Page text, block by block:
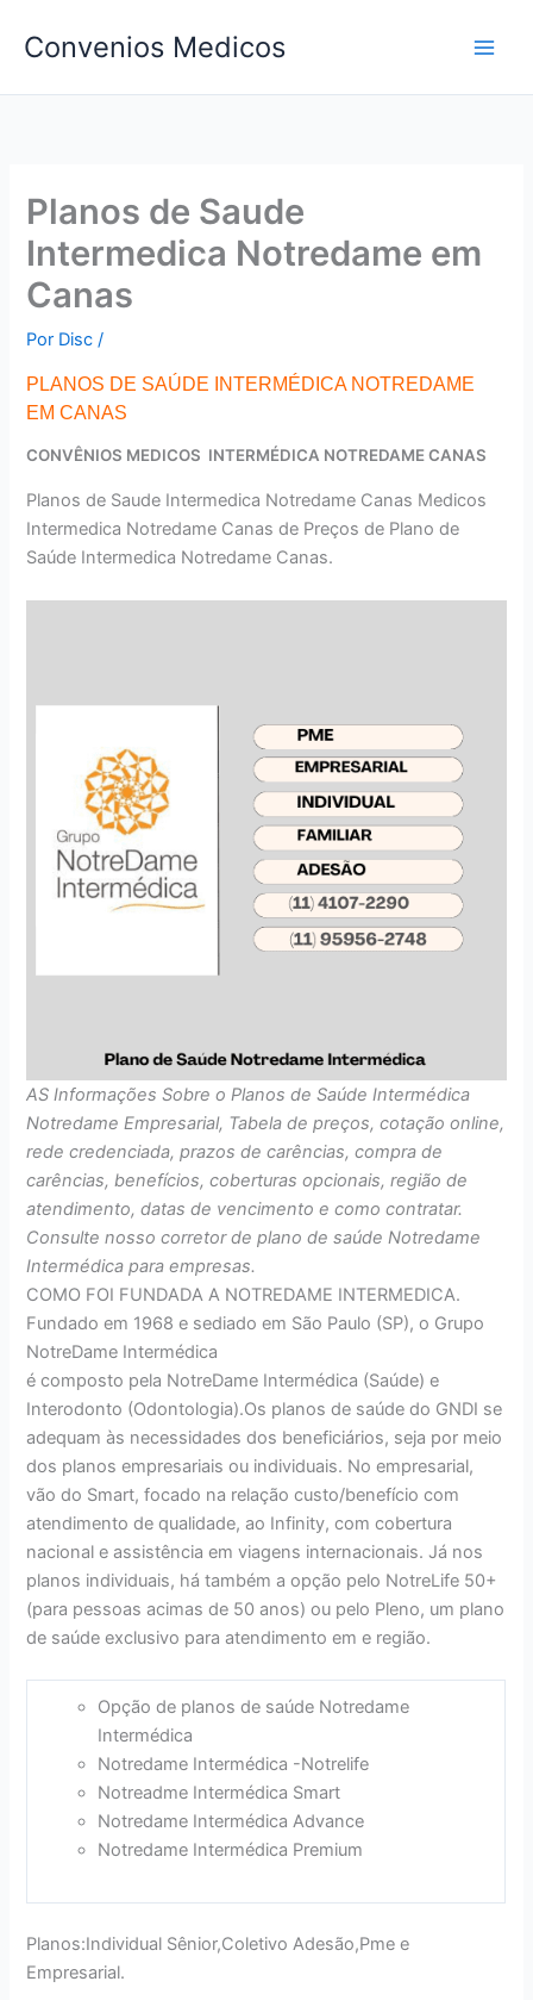
para
conteúdo
Convenios Medicos
Planos de Saude
Intermedica Notredame em
Canas
Por Disc/
PLANOS DE SAÚDE INTERMÉDICA NOTREDAME
EM CANAS
CONVÊNIOS MEDICOS INTERMÉDICA NOTREDAME CANAS
Planos de Saude Intermedica Notredame Canas Medicos
Intermedica Notredame Canas de Preços de Plano de
Saúde Intermedica Notredame Canas.
AS Informações Sobre o Planos de Saúde Intermédica
Notredame Empresarial, Tabela de preços, cotação online,
rede credenciada, prazos de carências, compra de
carências, benefícios, coberturas opcionais, região de
atendimento, datas de vencimento e como contratar.
Consulte nosso corretor de plano de saúde Notredame
Intermédica para empresas.
COMO FOI FUNDADA A NOTREDAME INTERMEDICA.
Fundado em 1968 e sediado em São Paulo (SP), o Grupo
NotreDame Intermédica
é composto pela NotreDame Intermédica (Saúde) e
Interodonto (Odontologia).Os planos de saúde do GNDI se
adequam às necessidades dos beneficiários, seja por meio
dos planos empresariais ou individuais. No empresarial,
vão do Smart, focado na relação custo/benefício com
atendimento de qualidade, ao Infinity, com cobertura
nacional e assistência em viagens internacionais. Já nos
planos individuais, há também a opção pelo NotreLife 50+
(para pessoas acimas de 50 anos) ou pelo Pleno, um plano
de saúde exclusivo para atendimento em e região.
Opção de planos de saúde Notredame
Intermédica
Notredame Intermédica -Notrelife
Notreadme Intermédica Smart
Notredame Intermédica Advance
Notredame Intermédica Premium
Planos:Individual Sênior,Coletivo Adesão,Pme e
Empresarial.